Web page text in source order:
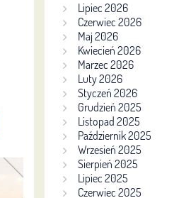
Lipiec 2026
Czerwiec 2026
Maj 2026
Kwiecień 2026
Marzec 2026
Luty 2026
Styczeń 2026
Grudzień 2025
Listopad 2025
Październik 2025
Wrzesień 2025
Sierpień 2025
Lipiec 2025
Czerwiec 2025